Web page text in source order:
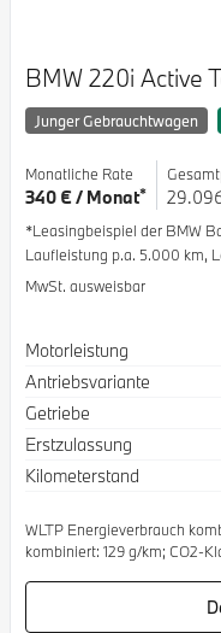
BMW 220i Active
Junger Gebrauchtwagen
Monatliche Rate
340 € / Monat*
*Leasingbeispiel der BMW
Laufleistung p.a. 5.000 km,
MwSt. ausweisbar
Spezifikation
Motorleistung
Antriebsvariante
Getriebe
Erstzulassung
Kilometerstand
WLTP Energieverbrauch
kombiniert: 129 g/km; CO2-